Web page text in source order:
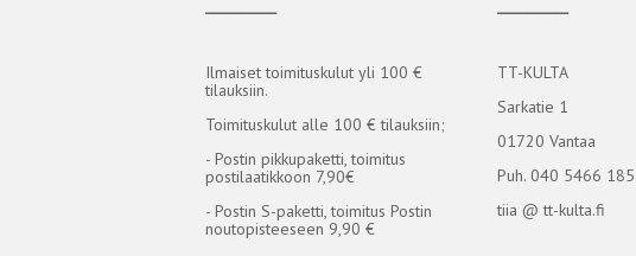
Ilmaiset toimituskulut yli 100 €
tilauksiin.
Toimituskulut alle 100 € tilauksiin;
- Postin pikkupaketti, toimitus
postilaatikkoon 7,90€
- Postin S-paketti, toimitus Postin
noutopisteeseen 9,90 €
TT-KULTA
Sarkatie 1
01720 Vantaa
Puh. 040 5466 185
tiia @ tt-kulta.fi